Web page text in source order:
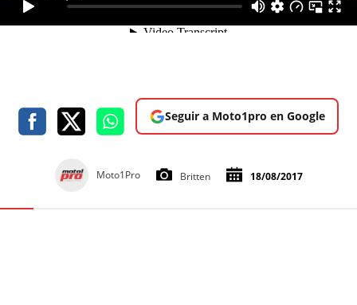
Seguir a Moto1pro en Google
Moto1Pro Britten 18/08/2017